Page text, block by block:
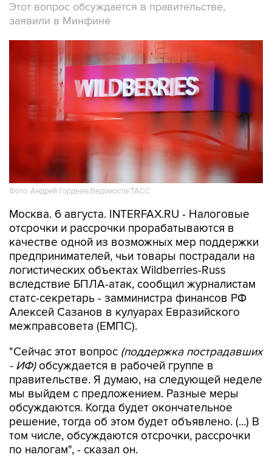
Этот вопрос обсуждается в правительстве,
заявили в Минфине
Фото: Андрей Гордеев/Ведомости/ТАСС
Москва. 6 августа. INTERFAX.RU - Налоговые
отсрочки и рассрочки прорабатываются в
качестве одной из возможных мер поддержки
предпринимателей, чьи товары пострадали на
логистических объектах Wildberries-Russ
вследствие БПЛА-атак, сообщил журналистам
статс-секретарь - замминистра финансов РФ
Алексей Сазанов в кулуарах Евразийского
межправсовета (ЕМПС).
"Сейчас этот вопрос (поддержка пострадавших
- ИФ)обсуждается в рабочей группе в
правительстве. Я думаю, на следующей неделе
мы выйдем с предложением. Разные меры
обсуждаются. Когда будет окончательное
решение, тогда об этом будет объявлено. (...) В
том числе, обсуждаются отсрочки, рассрочки
по налогам", - сказал он.